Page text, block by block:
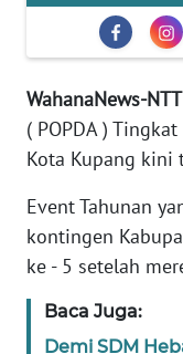
WahanaNews-
( POPDA )
Kota Kupang kini
Event Tahunan
kontingen
ke - 5 setelah
Baca Juga:
Demi SDM
TENTANG
KAMI
PEDOMAN
MEDIA
SIBER
REDAKSI